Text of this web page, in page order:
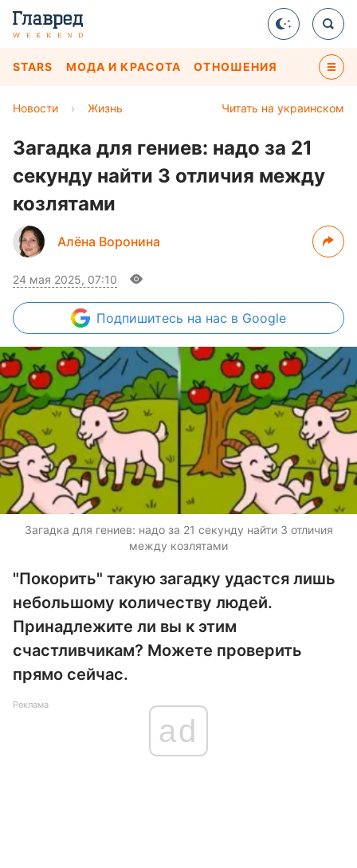
STARS МОДА И КРАСОТА ОТНОШЕНИЯ
Читать на украинском
Новости › Жизнь
Загадка для гениев: надо за 21
секунду найти 3 отличия между
козлятами
Алёна Воронина
24 мая 2025, 07:10
Подпишитесь на нас в Google
Загадка для гениев: надо за 21 секунду найти 3 отличия
между козлятами
"Покорить" такую загадку удастся лишь
небольшому количеству людей.
Принадлежите ли вы к этим
счастливчикам? Можете проверить
прямо сейчас.
Реклама
ad